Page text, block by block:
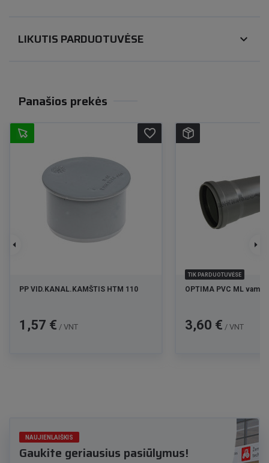
LIKUTIS PARDUOTUVĖSE expand_more
Panašios prekės
PP VID.KANAL.KAMŠTIS HTM 110
Kaina
1,57 € / VNT
favorite_border
TIK PARDUOTUVĖSE
OPTIMA PVC ML
Kaina
3,60 € / VNT
NAUJIENLAIŠKIS
Gaukite geriausius pasiūlymus!